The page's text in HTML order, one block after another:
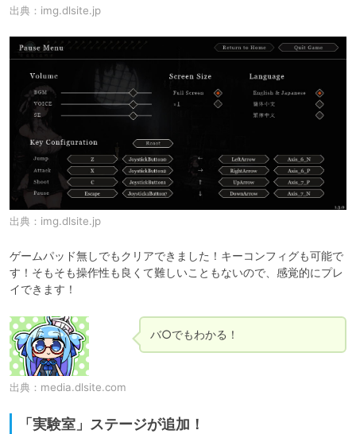
出典： img.dlsite.jp
出典： img.dlsite.jp
ゲームパッド無しでもクリアできました！キーコンフィグも可能で
す！そもそも操作性も良くて難しいこともないので、感覚的にプレ
イできます！
出典： media.dlsite.com
バ○でもわかる！
「実験室」ステージが追加！